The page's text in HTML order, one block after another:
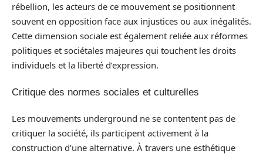
rébellion, les acteurs de ce mouvement se positionnent
souvent en opposition face aux injustices ou aux inégalités.
Cette dimension sociale est également reliée aux réformes
politiques et sociétales majeures qui touchent les droits
individuels et la liberté d’expression.
Critique des normes sociales et culturelles
Les mouvements underground ne se contentent pas de
critiquer la société, ils participent activement à la
construction d’une alternative. À travers une esthétique